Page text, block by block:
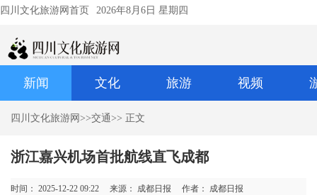
四川文化旅游网首页 2026年8月6日 星期四
新闻 文化 旅游 视频
四川文化旅游网 >>交通>> 正文
浙江嘉兴机场首批航线直飞成都
时间： 2025-12-22 09:22 来源： 成都日报 作者： 成都日报